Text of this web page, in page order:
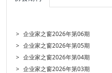
> 企业家之窗2026年第06期
> 企业家之窗2026年第05期
> 企业家之窗2026年第04期
> 企业家之窗2026年第03期